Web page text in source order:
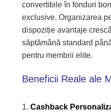
convertibile în fonduri
exclusive. Organizarea
dispoziție avantaje
săptămână standard
pentru membrii elite.
Beneficii Reale ale
Cashback